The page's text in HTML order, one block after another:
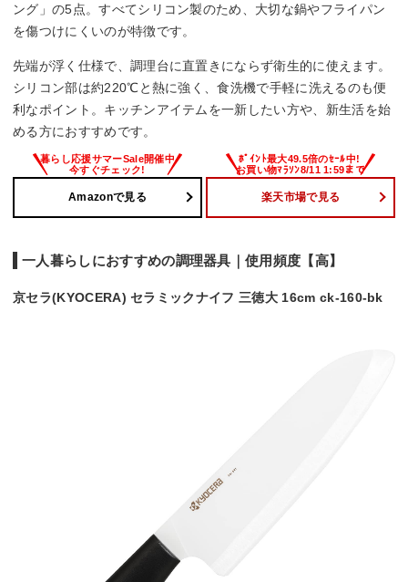
ング」の5点。すべてシリコン製のため、大切な鍋やフライパン
を傷つけにくいのが特徴です。
先端が浮く仕様で、調理台に直置きにならず衛生的に使えます。
シリコン部は約220℃と熱に強く、食洗機で手軽に洗えるのも便
利なポイント。キッチンアイテムを一新したい方や、新生活を始
める方におすすめです。
Amazonで見る 楽天市場で見る
一人暮らしにおすすめの調理器具｜使用頻度【高】
京セラ(KYOCERA) セラミックナイフ 三徳大 16cm ck-160-bk